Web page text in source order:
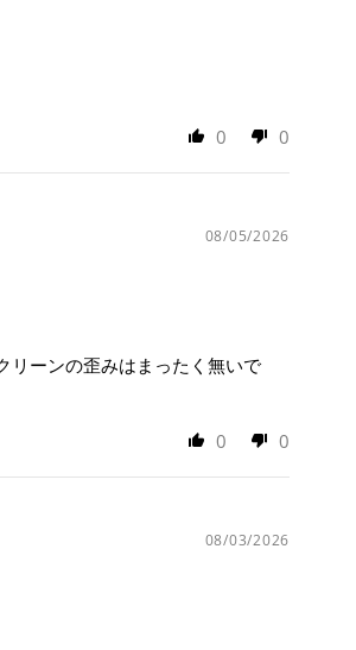
0 0
08/05/2026
リーンの歪みはまったく無いで
0 0
08/03/2026